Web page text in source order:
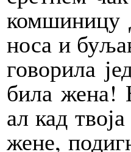
комшиницу
носа и
говорила
била жена!
ал кад
жене,